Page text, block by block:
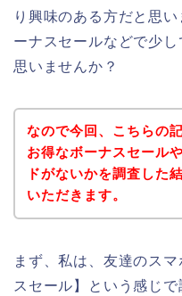
り興味のある方だと思
ーナスセールなどで少
思いませんか？
なので今回、こちらの
お得なボーナスセール
ドがないかを調査した
いただきます。
まず、私は、友達のス
スセール】という感じで